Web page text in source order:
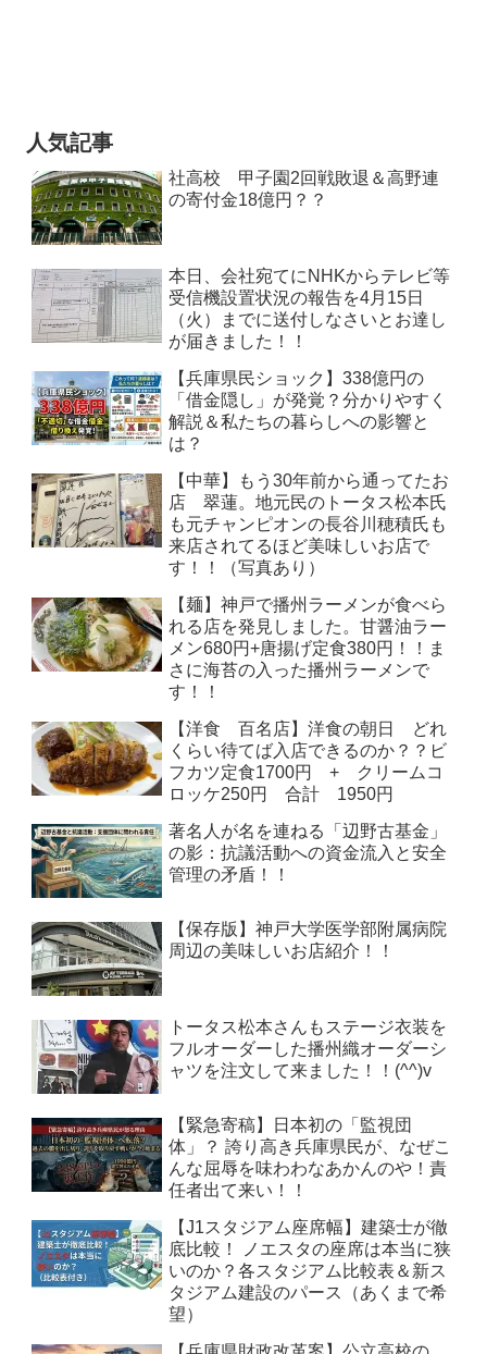
人気記事
社高校 甲子園2回戦敗退＆高野連
の寄付金18億円？？
本日、会社宛てにNHKからテレビ等
受信機設置状況の報告を4月15日
（火）までに送付しなさいとお達し
が届きました！！
【兵庫県民ショック】338億円の
「借金隠し」が発覚？分かりやすく
解説＆私たちの暮らしへの影響と
は？
【中華】もう30年前から通ってたお
店 翠蓮。地元民のトータス松本氏
も元チャンピオンの長谷川穂積氏も
来店されてるほど美味しいお店で
す！！（写真あり）
【麺】神戸で播州ラーメンが食べら
れる店を発見しました。甘醤油ラー
メン680円+唐揚げ定食380円！！ま
さに海苔の入った播州ラーメンで
す！！
【洋食 百名店】洋食の朝日 どれ
くらい待てば入店できるのか？？ビ
フカツ定食1700円 + クリームコ
ロッケ250円 合計 1950円
著名人が名を連ねる「辺野古基金」
の影：抗議活動への資金流入と安全
管理の矛盾！！
【保存版】神戸大学医学部附属病院
周辺の美味しいお店紹介！！
トータス松本さんもステージ衣装を
フルオーダーした播州織オーダーシ
ャツを注文して来ました！！(^^)v
【緊急寄稿】日本初の「監視団
体」？ 誇り高き兵庫県民が、なぜこ
んな屈辱を味わわなあかんのや！責
任者出て来い！！
【J1スタジアム座席幅】建築士が徹
底比較！ ノエスタの座席は本当に狭
いのか？各スタジアム比較表＆新ス
タジアム建設のパース（あくまで希
望）